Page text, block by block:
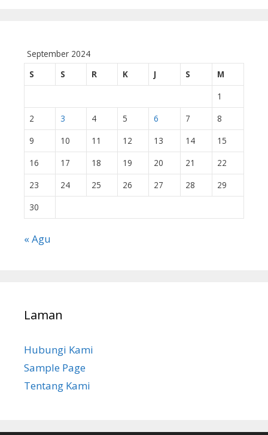
September 2024
S
S R K J S
M
1
2
3 4 5 6 7
8
9
10 11 12 13 14
15
16
17 18 19 20 21
22
23
24 25 26 27 28
29
30
« Agu
Laman
Hubungi Kami
Sample Page
Tentang Kami